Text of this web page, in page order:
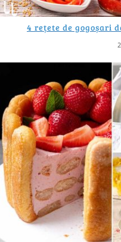
4 rețete de gogoșari